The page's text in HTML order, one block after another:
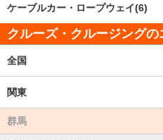
ケーブルカー・ロープウェイ(6)
クルーズ・クルージング
全国
関東
群馬